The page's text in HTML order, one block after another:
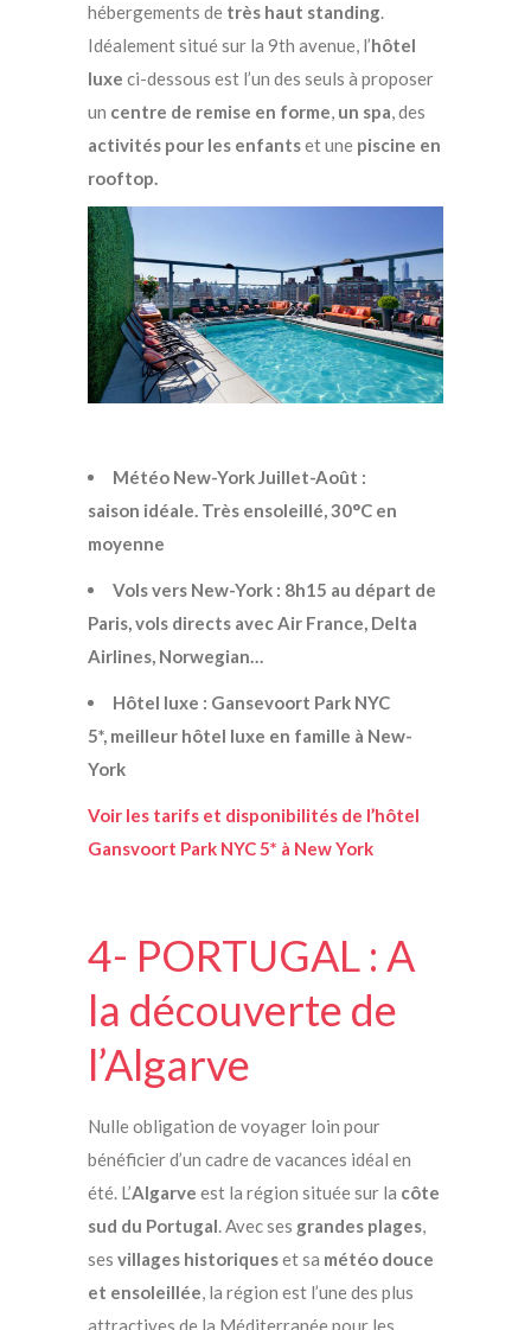
hébergements de très haut standing.
Idéalement situé sur la 9th avenue, l’hôtel
luxe ci-dessous est l’un des seuls à proposer
un centre de remise en forme, un spa, des
activités pour les enfantset une piscine en
rooftop.
Météo New-York Juillet-Août :
saison idéale. Très ensoleillé, 30°C en
moyenne
Vols vers New-York : 8h15 au départ de
Paris, vols directs avec Air France, Delta
Airlines, Norwegian…
Hôtel luxe : Gansevoort Park NYC
5*, meilleur hôtel luxe en famille à New-
York
Voir les tarifs et disponibilités de l’hôtel
Gansvoort Park NYC 5* à New York
4- PORTUGAL : A
la découverte de
l’Algarve
Nulle obligation de voyager loin pour
bénéficier d’un cadre de vacances idéal en
été. L’Algarve est la région située sur la côte
sud du Portugal. Avec ses grandes plages,
ses villages historiqueset sa météo douce
et ensoleillée, la région est l’une des plus
attractives de la Méditerranée pour les